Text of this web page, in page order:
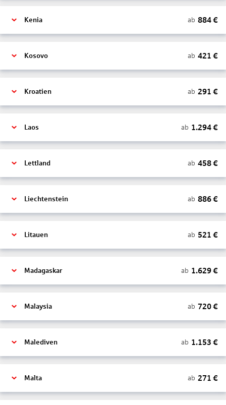
Kenia ab 884€
Kosovo ab 421 €
Kroatien ab 291 €
Laos ab 1.294€
Lettland ab 458€
Liechtenstein ab 886€
Litauen ab 521 €
Madagaskar ab 1.629€
Malaysia ab 720€
Malediven ab 1.153 €
Malta ab 271 €